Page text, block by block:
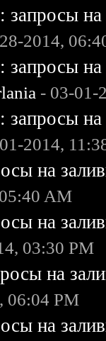
запросы
2014,
запросы
- 03-01-
запросы
2014,
на
AM
на
03:30 PM
на
06:04 PM
на